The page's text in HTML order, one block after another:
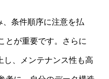
条件順序に注意を払
とが重要です。さらに
し、メンテナンス性も高